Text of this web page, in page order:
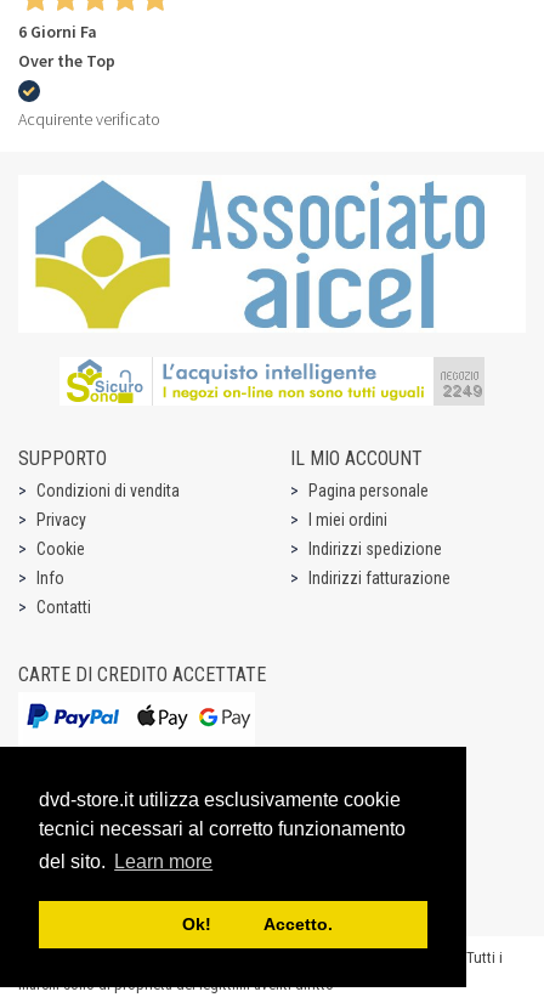
dvd-store.it utilizza esclusivamente cookie
tecnici necessari al corretto funzionamento
del sito.
Learn more
Ok! Accetto.
6 Giorni Fa
Over the Top
Acquirente verificato
SUPPORTO
Condizioni di vendita
Privacy
Cookie
Info
Contatti
IL MIO ACCOUNT
Pagina personale
I miei ordini
Indirizzi spedizione
Indirizzi fatturazione
CARTE DI CREDITO ACCETTATE
Copyright @ 2003-2026 Dream Entertainment S.r.l. - P.IVA 07531731003 - “Tutti i
marchi sono di proprietà dei legittimi aventi diritto”